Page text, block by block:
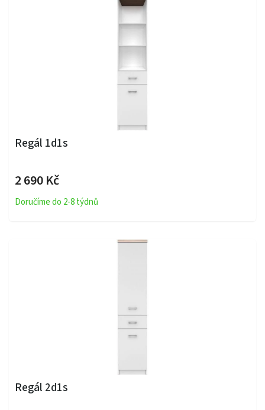
Regál 1d1s
2 690 Kč
Doručíme do 2-8 týdnů
Regál 2d1s